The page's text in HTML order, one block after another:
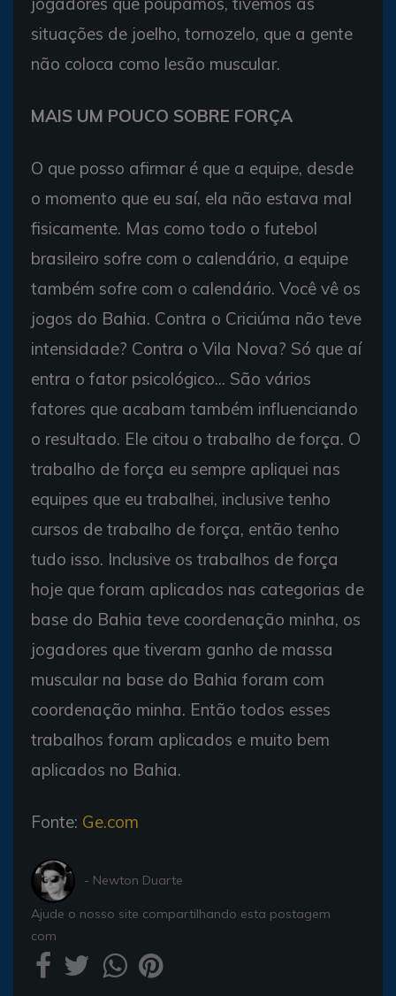
situações de joelho, tornozelo, que a gente
não coloca como lesão muscular.
MAIS UM POUCO SOBRE FORÇA
O que posso afirmar é que a equipe, desde
o momento que eu saí, ela não estava mal
fisicamente. Mas como todo o futebol
brasileiro sofre com o calendário, a equipe
também sofre com o calendário. Você vê os
jogos do Bahia. Contra o Criciúma não teve
intensidade? Contra o Vila Nova? Só que aí
entra o fator psicológico... São vários
fatores que acabam também influenciando
o resultado. Ele citou o trabalho de força. O
trabalho de força eu sempre apliquei nas
equipes que eu trabalhei, inclusive tenho
cursos de trabalho de força, então tenho
tudo isso. Inclusive os trabalhos de força
hoje que foram aplicados nas categorias de
base do Bahia teve coordenação minha, os
jogadores que tiveram ganho de massa
muscular na base do Bahia foram com
coordenação minha. Então todos esses
trabalhos foram aplicados e muito bem
aplicados no Bahia.
Fonte: Ge.com
- Newton Duarte
Ajude o nosso site compartilhando esta postagem
com